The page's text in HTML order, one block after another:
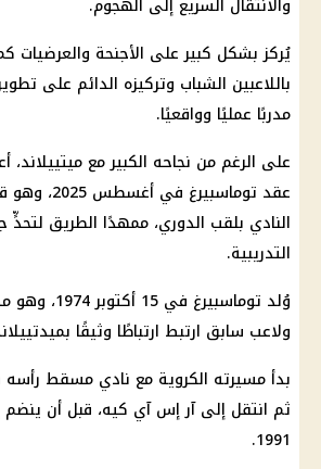
يُركز بشكل كبير على الأجنحة والعرضيات
باللاعبين الشباب وتركيزه الدائم على
مدربًا عمليًا وواقعيًا.
على الرغم من نجاحه الكبير مع ميتييلاند،
عقد
النادي بلقب الدوري، ممهدًا الطريق
التدريبية.
وُلد توماسبيرغ في
ولاعب سابق ارتبط ارتباطًا وثيقًا
بدأ مسيرته الكروية مع نادي مسقط
ثم انتقل إلى آر إس آي كيه، قبل أن ينضم
1991.